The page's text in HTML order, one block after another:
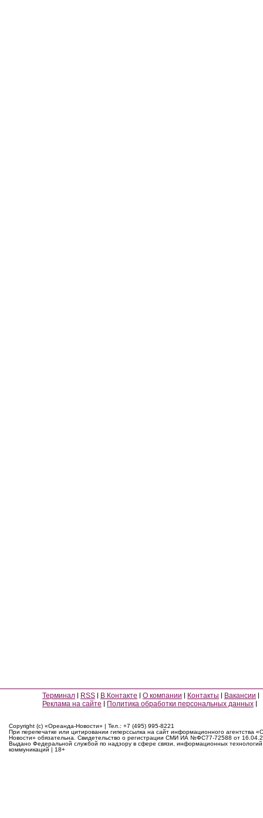
Терминал RSS В Контакте О компании Контакты
Вакансии
Реклама на сайте
Политика обработки персональных данных
Copyright (c) «Ореанда-Новости» | Тел.: +7 (495) 995-8221
При перепечатке или цитировании гиперссылка на сайт информационного агентства
Новости» обязательна. Свидетельство о регистрации СМИ ИА №ФС77-72588 от
Выдано Федеральной службой по надзору в сфере связи, информационных
коммуникаций | 18+